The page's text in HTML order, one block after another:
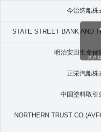
今治造船株
STATE STREET BANK AND
明治安田生命保
正栄汽船株
中国塗料取引
NORTHERN TRUST
スク